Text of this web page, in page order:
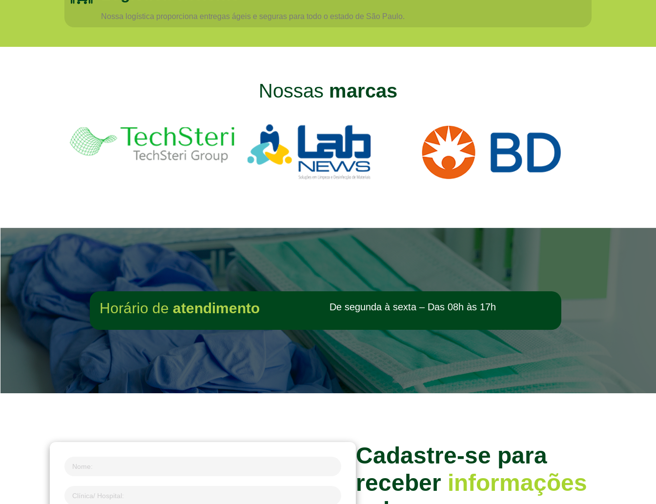
Nossa logística proporciona entregas ágeis e seguras para todo o estado de São Paulo.
Nossas marcas
Horário de atendimento De segunda à sexta – Das 08h às 17h
Cadastre-se para
receber informações